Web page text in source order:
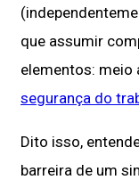
que assumir
elementos: meio
segurança do
Dito isso,
barreira de um